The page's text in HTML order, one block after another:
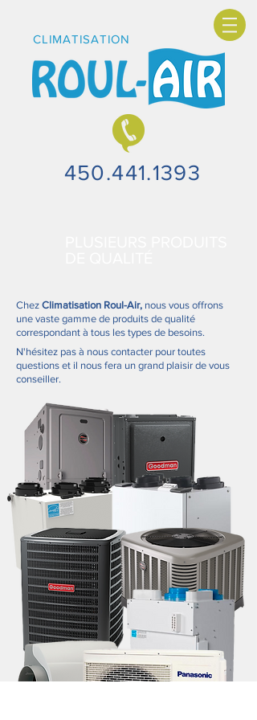
CLIMATISATION
450.441.1393
Chez Climatisation Roul-Air, nous vous offrons
une vaste gamme de produits de qualité
correspondant à tous les types de besoins.
N'hésitez pas à nous contacter pour toutes
questions et il nous fera un grand plaisir de vous
conseiller.